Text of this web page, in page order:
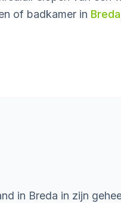
of badkamer in Breda
in Breda in zijn